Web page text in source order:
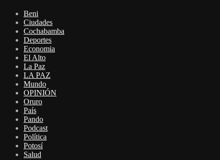
Beni
Ciudades
Cochabamba
Deportes
Economia
El Alto
La Paz
LA PAZ
Mundo
OPINIÓN
Oruro
País
Pando
Podcast
Política
Potosí
Salud